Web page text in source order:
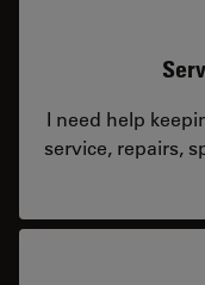
I need help
service, repairs,